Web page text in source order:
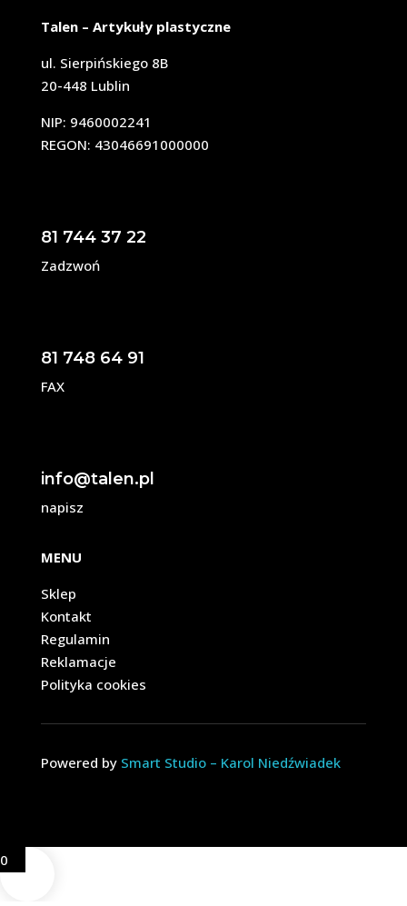
Talen – Artykuły plastyczne
ul. Sierpińskiego 8B
20-448 Lublin
NIP: 9460002241
REGON: 43046691000000
81 744 37 22
Zadzwoń
81 748 64 91
FAX
info@talen.pl
napisz
MENU
Sklep
Kontakt
Regulamin
Reklamacje
Polityka cookies
Powered by Smart Studio – Karol Niedźwiadek
0